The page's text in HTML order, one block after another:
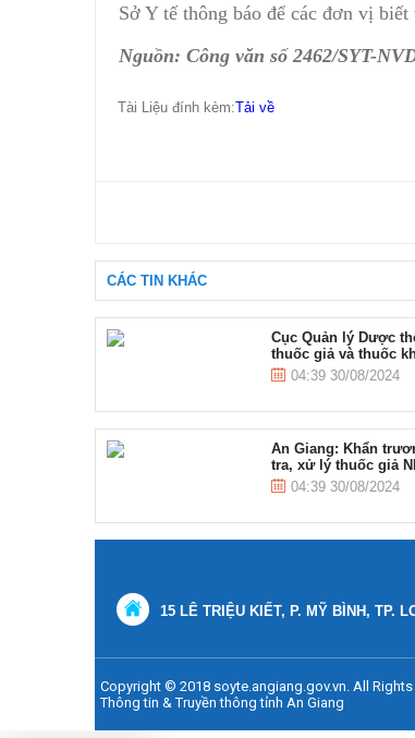
Sở Y tế thông báo để các đơn vị
Nguồn: Công văn số 2462/SYT-
Tài Liệu đính kèm:Tải về
CÁC TIN KHÁC
Cục Quản lý Dược
thuốc giả và thuốc
04:39 30/08/2024
An Giang: Khẩn
tra, xử lý thuốc giả
04:39 30/08/2024
15 LÊ TRIỆU KIẾT, P. MỸ BÌNH, TP.
Copyright © 2018 soyte.angiang.gov.vn. All
Thông tin & Truyền thông tỉnh An Giang